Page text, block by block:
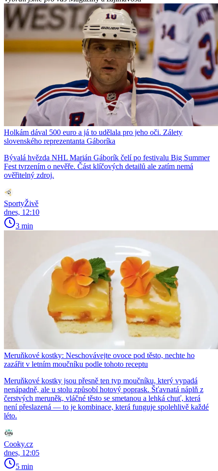
Holkám dával 500 euro a já to udělala pro jeho oči. Zálety
slovenského reprezentanta Gáboríka
Bývalá hvězda NHL Marián Gáborík čelí po festivalu Big Summer
Fest tvrzením o nevěře. Část klíčových detailů ale zatím nemá
ověřitelný zdroj.
SportyŽivě
dnes, 12:10
3 min
Meruňkové kostky: Neschovávejte ovoce pod těsto, nechte ho
zazářit v letním moučníku podle tohoto receptu
Meruňkové kostky jsou přesně ten typ moučníku, který vypadá
nenápadně, ale u stolu způsobí hotový poprask. Šťavnatá náplň z
čerstvých meruněk, vláčné těsto se smetanou a lehká chuť, která
není přeslazená — to je kombinace, která funguje spolehlivě každé
léto.
Cooky.cz
dnes, 12:05
5 min